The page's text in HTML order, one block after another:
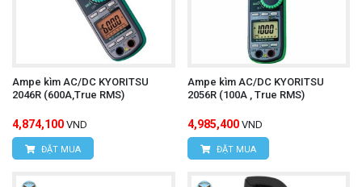
UNI-T UT502A
Ampe kìm AC/DC KYORITSU
2046R (600A,True RMS)
4,874,100 VND
ĐẶT MUA
Ampe kìm AC/DC KYORITSU
2056R (100A , True RMS)
4,985,400 VND
ĐẶT MUA